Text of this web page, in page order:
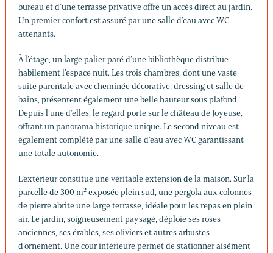
bureau et d’une terrasse privative offre un accès direct au jardin.
Un premier confort est assuré par une salle d’eau avec WC
attenants.
À l’étage, un large palier paré d’une bibliothèque distribue
habilement l’espace nuit. Les trois chambres, dont une vaste
suite parentale avec cheminée décorative, dressing et salle de
bains, présentent également une belle hauteur sous plafond.
Depuis l’une d’elles, le regard porte sur le château de Joyeuse,
offrant un panorama historique unique. Le second niveau est
également complété par une salle d’eau avec WC garantissant
une totale autonomie.
L’extérieur constitue une véritable extension de la maison. Sur la
parcelle de 300 m² exposée plein sud, une pergola aux colonnes
de pierre abrite une large terrasse, idéale pour les repas en plein
air. Le jardin, soigneusement paysagé, déploie ses roses
anciennes, ses érables, ses oliviers et autres arbustes
d’ornement. Une cour intérieure permet de stationner aisément